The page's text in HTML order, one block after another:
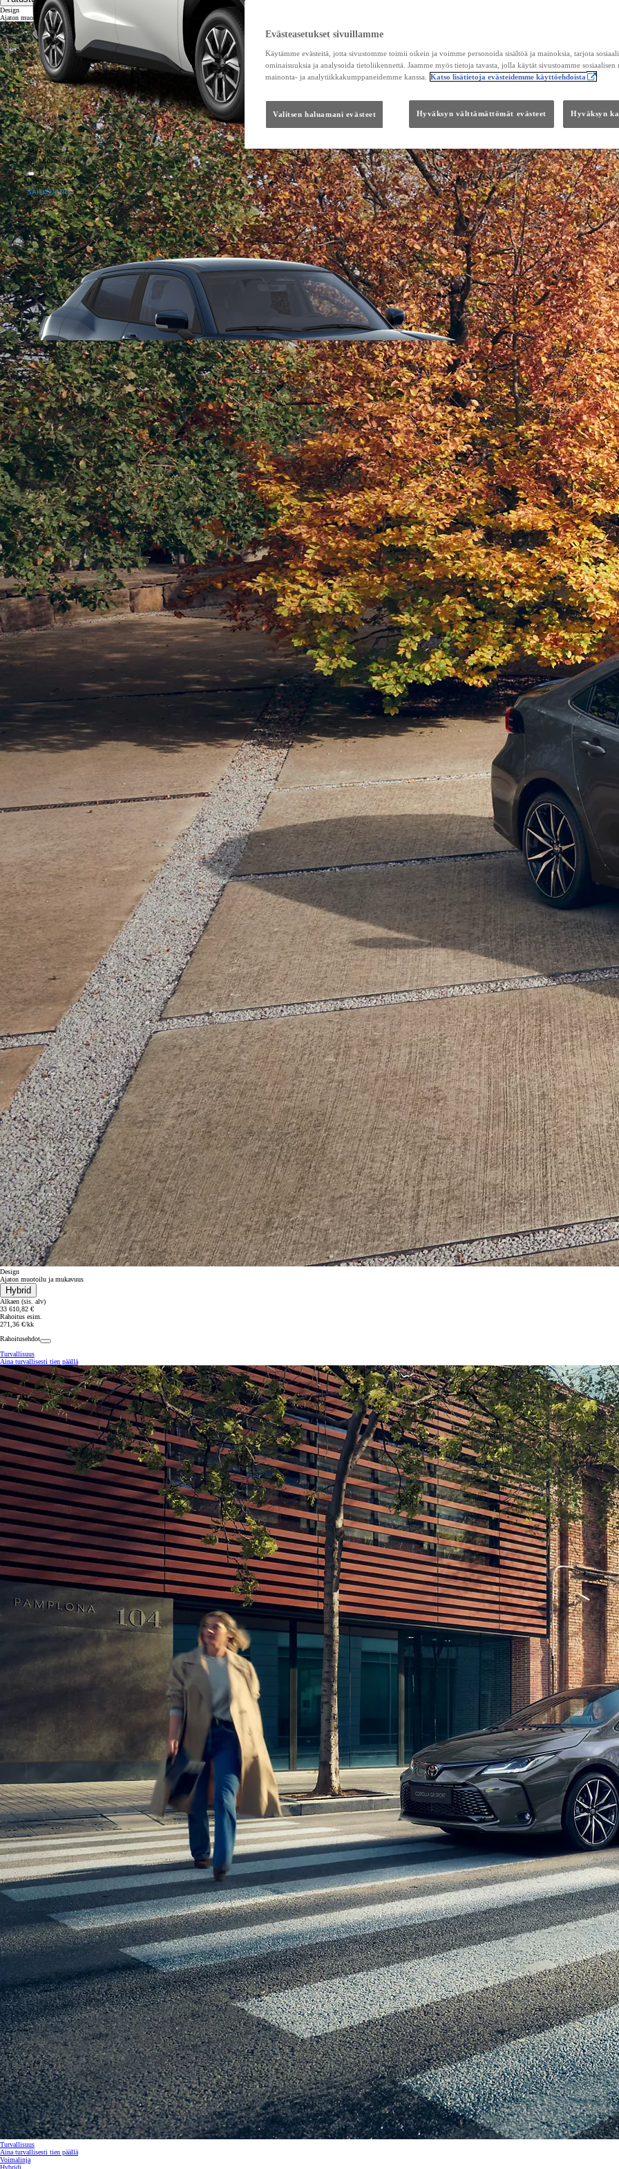
Alkaen
tai kuukausierä
Urban Cruiser
SÄHKÖAUTO
Alkaen
tai kuukausierä
Tulossa pian
Corolla Touring Sports
HYBRIDI
Alkaen
tai kuukausierä
RAV4
LADATTAVA HYBRIDI
Design
Ajaton muotoilu ja mukavuus
Design
Ajaton muotoilu ja mukavuus
Hybrid
Alkaen (sis. alv)
33 610,82 €
Rahoitus esim.
271,36 €/kk
Rahoitusehdot
Turvallisuus
Aina turvallisesti tien päällä
Turvallisuus
Aina turvallisesti tien päällä
Voimalinja
Hybridi
Evästeasetukset sivuillamme
Käytämme evästeitä, jotta sivustomme toimii oikein ja voimme personoida sisältöä ja mainoksia, tarjota
ominaisuuksia ja analysoida tietoliikennettä. Jaamme myös tietoja tavasta, jolla käytät sivustoamme sosiaalisen
mainonta- ja analytiikkakumppaneidemme kanssa.
Katso lisätietoja evästeidemme käyttöehdoista
Valitsen haluamani evästeet Hyväksyn välttämättömät evästeet Hyväksyn